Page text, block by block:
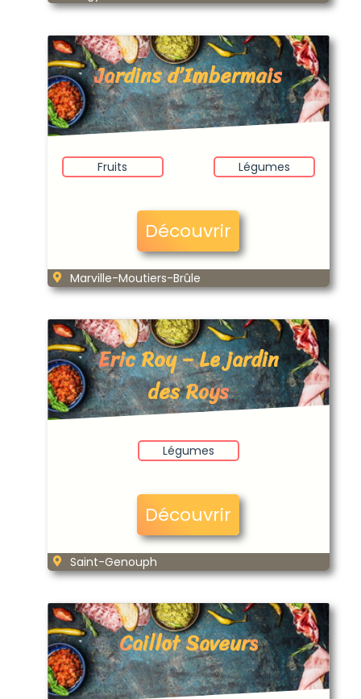
Jardins d’Imbermais
Fruits Légumes
Découvrir
Marville-Moutiers-Brûle
Eric Roy – Le jardin
des Roys
Légumes
Découvrir
Saint-Genouph
Caillot Saveurs